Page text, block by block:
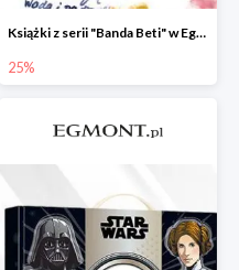
Książki z serii "Banda Beti" w Egmont do -25%
25%